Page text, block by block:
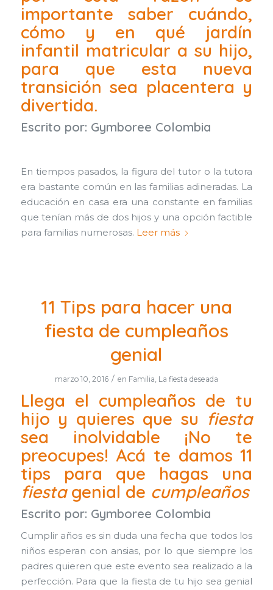
importante saber cuándo,
cómo y en qué jardín
infantil matricular a su hijo,
para que esta nueva
transición sea placentera y
divertida.
Escrito por: Gymboree Colombia
En tiempos pasados, la figura del tutor o la tutora
era bastante común en las familias adineradas. La
educación en casa era una constante en familias
que tenían más de dos hijos y una opción factible
para familias numerosas. Leer más
11 Tips para hacer una
fiesta de cumpleaños
genial
marzo 10, 2016 / en Familia La fiesta deseada
Llega el cumpleaños de tu
hijo y quieres que su fiesta
sea inolvidable ¡No te
preocupes! Acá te damos 11
tips para que hagas una
fiestagenial de cumpleaños
Escrito por: Gymboree Colombia
Cumplir años es sin duda una fecha que todos los
niños esperan con ansias, por lo que siempre los
padres quieren que este evento sea realizado a la
perfección. Para que la fiesta de tu hijo sea genial